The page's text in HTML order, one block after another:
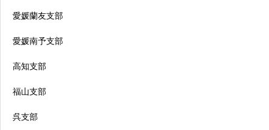
愛媛蘭友支部
愛媛南予支部
高知支部
福山支部
呉支部